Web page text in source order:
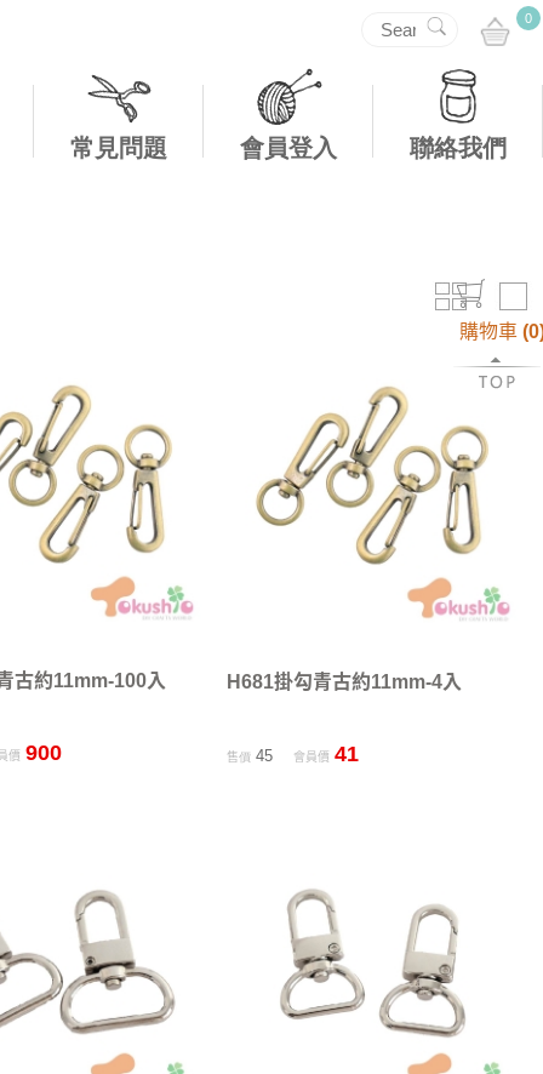
0
常見問題 會員登入 聯絡我們
購物車 (0
古約11mm-100入
價 900
H681掛勾青古約11mm-4入
售價45 會員價 41